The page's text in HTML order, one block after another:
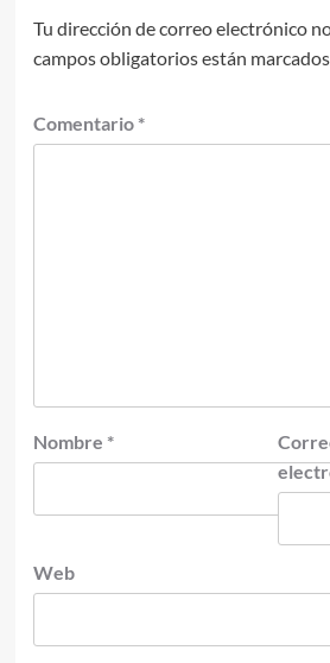
Tu dirección de correo electrónico
campos obligatorios están
Comentario *
Nombre *
Web